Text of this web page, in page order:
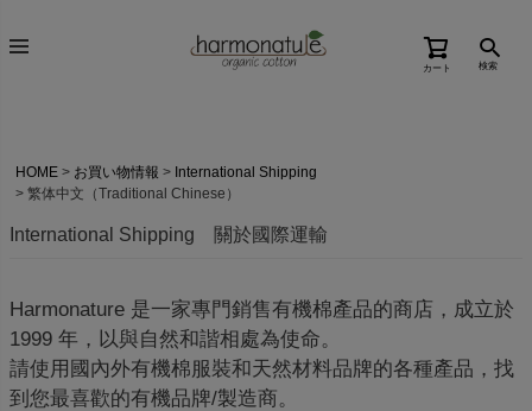
カート 検索
HOME お買い物情報
International Shipping
繁体中文（Traditional Chinese）
International Shipping 關於國際運輸
Harmonature 是一家專門銷售有機棉產品的商店，成立於
1999 年，以與自然和諧相處為使命。
請使用國內外有機棉服裝和天然材料品牌的各種產品，找
到您最喜歡的有機品牌/製造商。